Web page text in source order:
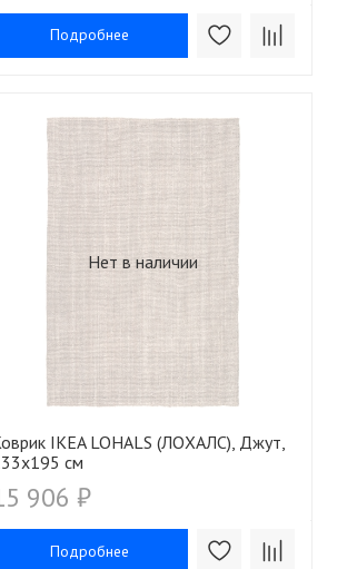
Подробнее
Нет в наличии
IKEA LOHALS (ЛОХАЛС), Джут,
см
906 ₽
Подробнее